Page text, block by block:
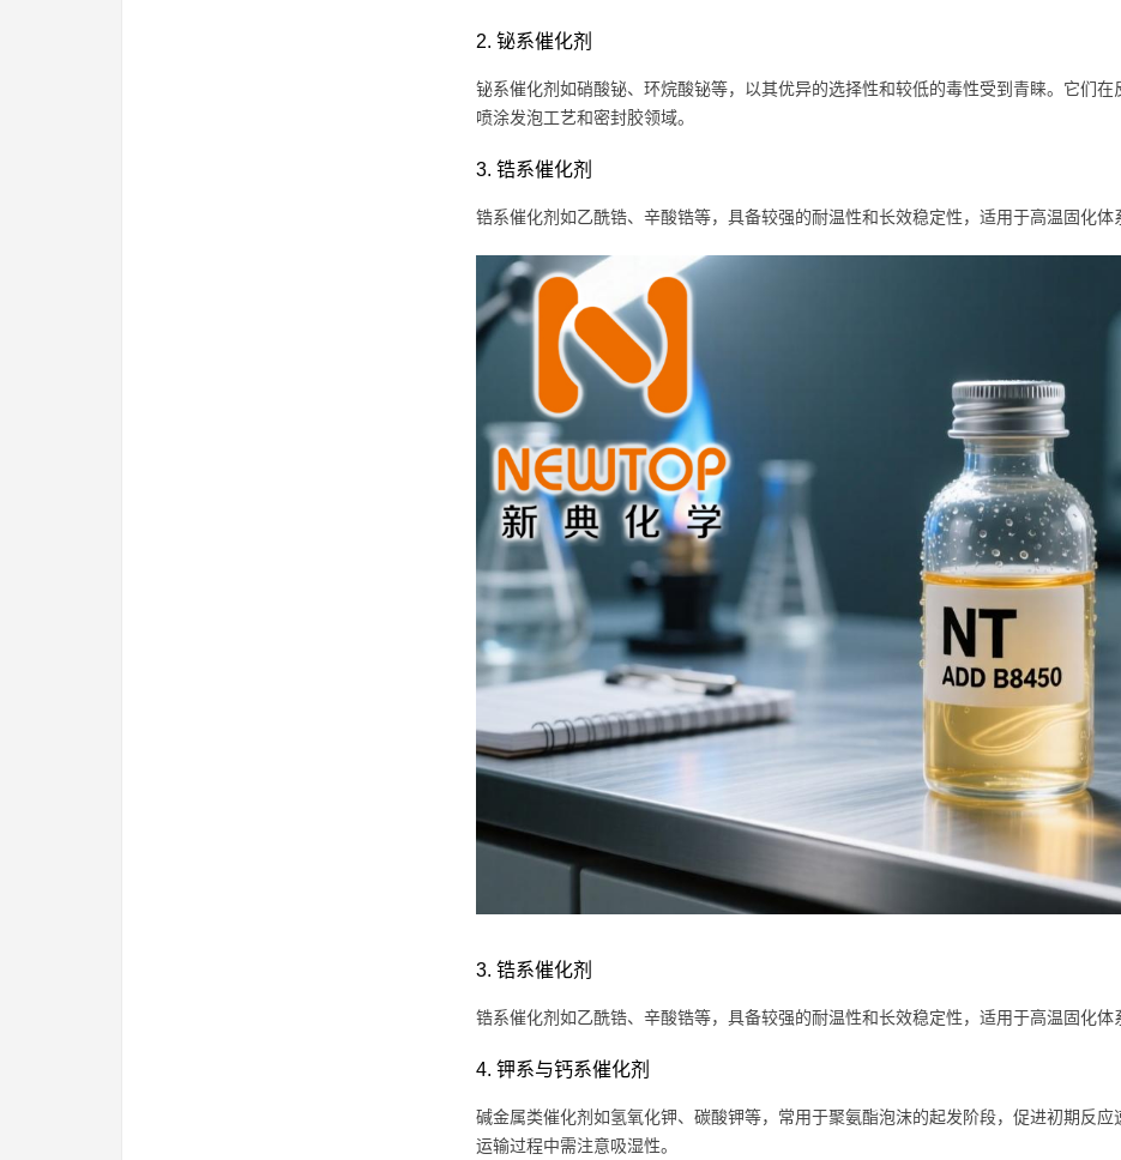
2. 铋系催化剂
铋系催化剂如硝酸铋、环烷酸铋等，以其优异的选择性和较低的毒性受到青睐。它们
喷涂发泡工艺和密封胶领域。
3. 锆系催化剂
锆系催化剂如乙酰锆、辛酸锆等，具备较强的耐温性和长效稳定性，适用于高温固化体
3. 锆系催化剂
锆系催化剂如乙酰锆、辛酸锆等，具备较强的耐温性和长效稳定性，适用于高温固化体
4. 钾系与钙系催化剂
碱金属类催化剂如氢氧化钾、碳酸钾等，常用于聚氨酯泡沫的起发阶段，促进初期反
运输过程中需注意吸湿性。